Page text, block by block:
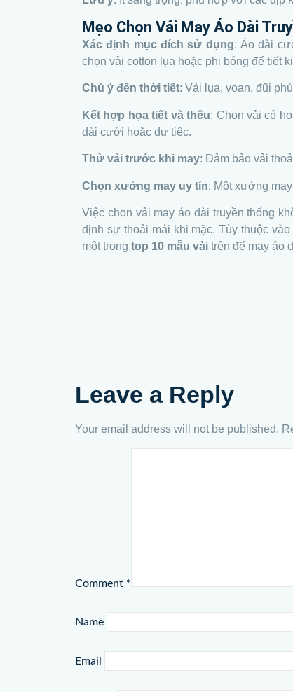
Mẹo Chọn Vải May Áo Dài
Xác định mục đích sử dụng: Áo dài
chọn vải cotton lụa hoặc phi bóng để tiết
Chú ý đến thời tiết: Vải lụa, voan, đũi
Kết hợp họa tiết và thêu: Chọn vải có
dài cưới hoặc dự tiệc.
Thử vải trước khi may: Đảm bảo vải
Chọn xưởng may uy tín: Một xưởng
Việc chọn vải may áo dài truyền thống
định sự thoải mái khi mặc. Tùy thuộc
một trong top 10 mẫu vải trên để may áo
Leave a Reply
Your email address will not be published.
Comment *
Name
Email